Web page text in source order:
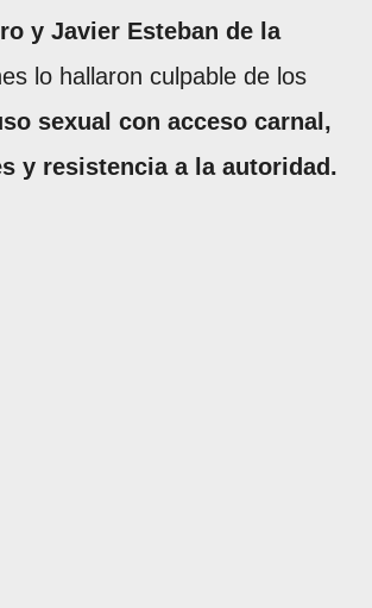
y Javier Esteban de la
lo hallaron culpable de los
sexual con acceso carnal,
y resistencia a la autoridad.